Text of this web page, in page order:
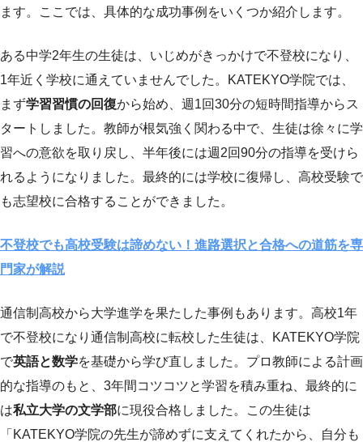
ます。ここでは、具体的な成功事例をいくつか紹介します。
ある中学2年生の生徒は、いじめがきっかけで不登校になり、
1年近く学校に通えていませんでした。KATEKYO学院では、
まず学習習慣の回復から始め、週1回30分の短時間指導からス
タートしました。教師が根気強く関わる中で、生徒は徐々に学
習への意欲を取り戻し、半年後には週2回90分の指導を受けら
れるようになりました。最終的には学校に復帰し、高校受験で
も志望校に合格することができました。
不登校でも高校受験は諦めない！進路選択と合格への道筋を専
門家が解説
通信制高校から大学進学を果たした事例もあります。高校1年
で不登校になり通信制高校に転校した生徒は、KATEKYO学院
で英語と数学を基礎から学び直しました。プロ教師による計画
的な指導のもと、3年間コツコツと学習を積み重ね、最終的に
は私立大学の文学部に現役合格しました。この生徒は
「KATEKYO学院の先生が諦めずに支えてくれたから、自分も